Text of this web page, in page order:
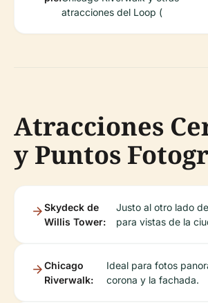
atracciones del Loop (
Atracciones
y Puntos
Skydeck de
Willis Tower:
Justo al otro lado
para vistas de la
Chicago
Riverwalk:
Ideal para fotos
corona y la fachada.